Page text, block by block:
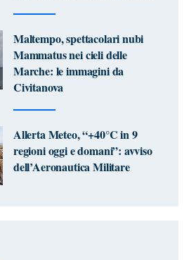
Maltempo, spettacolari nubi
Mammatus nei cieli delle
Marche: le immagini da
Civitanova
Allerta Meteo, “+40°C in 9
regioni oggi e domani”: avviso
dell’Aeronautica Militare